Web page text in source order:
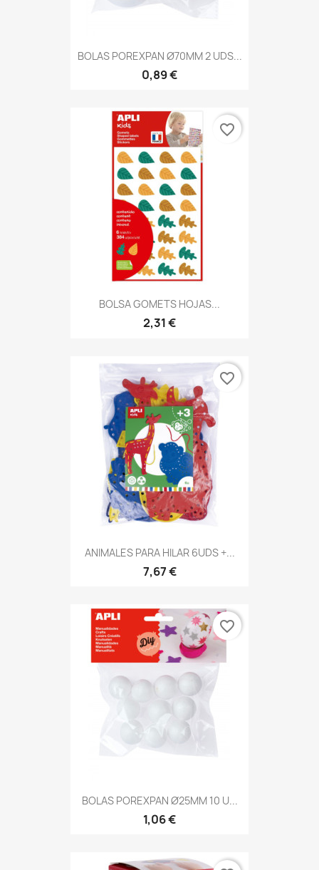
BOLAS POREXPAN Ø70MM 2 UDS...
0,89 €
BOLSA GOMETS HOJAS...
2,31 €
favorite_border
ANIMALES PARA HILAR 6UDS +...
7,67 €
favorite_border
BOLAS POREXPAN Ø25MM 10 U...
1,06 €
favorite_border